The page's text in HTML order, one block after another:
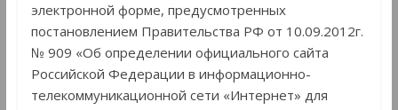
электронной форме, предусмотренных
постановлением Правительства РФ от 10.09.2012г.
№ 909 «Об определении официального сайта
Российской Федерации в информационно-
телекоммуникационной сети «Интернет» для